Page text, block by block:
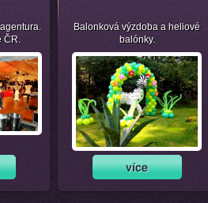
ČR.
Balonková výzdoba a heliové
balónky.